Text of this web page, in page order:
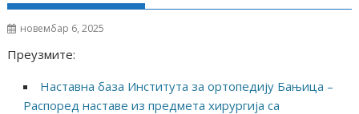
новембар 6, 2025
Преузмите:
Наставна база Института за ортопедију Бањица –
Распоред наставе из предмета хирургија са